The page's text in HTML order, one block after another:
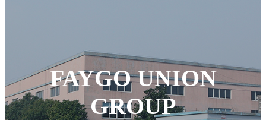
FAYGO UNION
GROUP